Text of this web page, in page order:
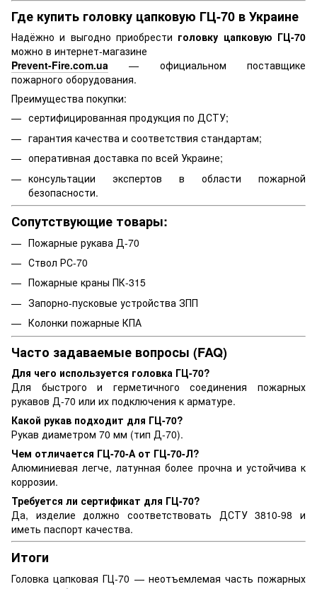
Где купить головку цапковую ГЦ-70 в Украине
Надёжно и выгодно приобрести головку цапковую ГЦ-70
можно в интернет-магазине
Prevent-Fire.com.ua — официальном поставщике
пожарного оборудования.
Преимущества покупки:
сертифицированная продукция по ДСТУ;
гарантия качества и соответствия стандартам;
оперативная доставка по всей Украине;
консультации экспертов в области пожарной
безопасности.
Сопутствующие товары:
Пожарные рукава Д-70
Ствол РС-70
Пожарные краны ПК-315
Запорно-пусковые устройства ЗПП
Колонки пожарные КПА
Часто задаваемые вопросы (FAQ)
Для чего используется головка ГЦ-70?
Для быстрого и герметичного соединения пожарных
рукавов Д-70 или их подключения к арматуре.
Какой рукав подходит для ГЦ-70?
Рукав диаметром 70 мм (тип Д-70).
Чем отличается ГЦ-70-А от ГЦ-70-Л?
Алюминиевая легче, латунная более прочна и устойчива к
коррозии.
Требуется ли сертификат для ГЦ-70?
Да, изделие должно соответствовать ДСТУ 3810-98 и
иметь паспорт качества.
Итоги
Головка цапковая ГЦ-70 — неотъемлемая часть пожарных